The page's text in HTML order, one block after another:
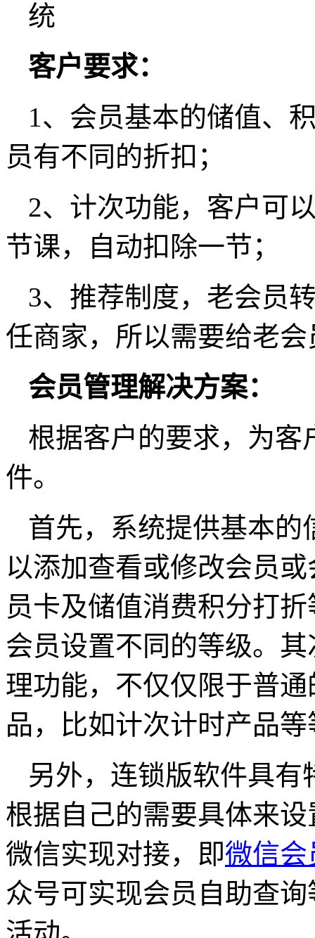
客户要求：
1、会员基本的储值、
员有不同的折扣；
2、计次功能，客户可
节课，自动扣除一节；
3、推荐制度，老会员
任商家，所以需要给老
会员管理解决方案：
根据客户的要求，为客
件。
首先，系统提供基本
以添加查看或修改会员
员卡及储值消费积分打
会员设置不同的等级。
理功能，不仅仅限于普
品，比如计次计时产品等
另外，连锁版软件具
根据自己的需要具体来
微信实现对接，即微信会
众号可实现会员自助查